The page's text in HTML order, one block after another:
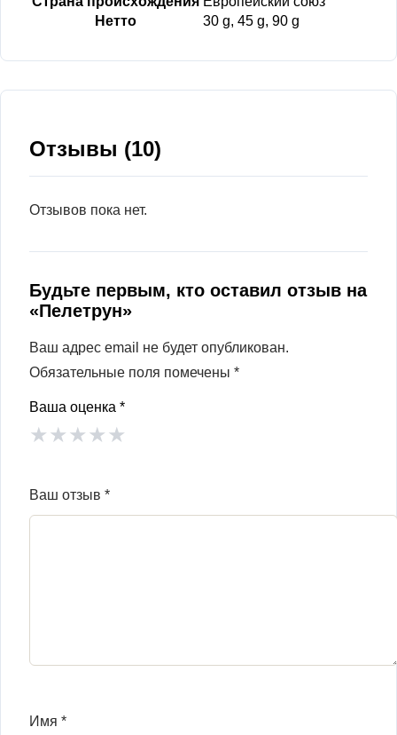
Нетто
30 g, 45 g, 90 g
Отзывы (10)
Отзывов пока нет.
Будьте первым, кто оставил отзыв на
«Пелетрун»
Ваш адрес email не будет опубликован.
Обязательные поля помечены *
Ваша оценка *
★★★★★
Ваш отзыв *
Имя *